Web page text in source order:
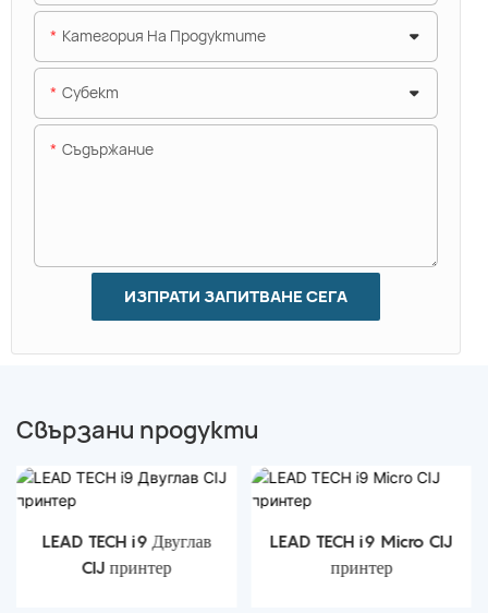
Категория На Продуктите
Субект
Съдържание
ИЗПРАТИ ЗАПИТВАНЕ СЕГА
Свързани продукти
LEAD TECH i9 Двуглав
CIJ принтер
LEAD TECH i9 Micro CIJ
принтер